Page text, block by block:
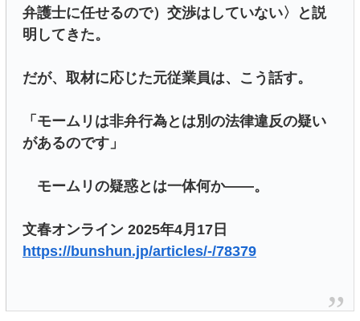
弁護士に任せるので）交渉はしていない〉と説
明してきた。
だが、取材に応じた元従業員は、こう話す。
「モームリは非弁行為とは別の法律違反の疑い
があるのです」
モームリの疑惑とは一体何か――。
文春オンライン 2025年4月17日
https://bunshun.jp/articles/-/78379